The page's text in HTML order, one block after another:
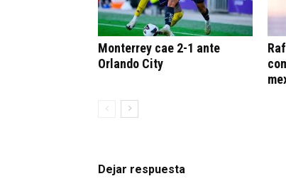
Monterrey cae 2-1 ante
Orlando City
Dejar respuesta